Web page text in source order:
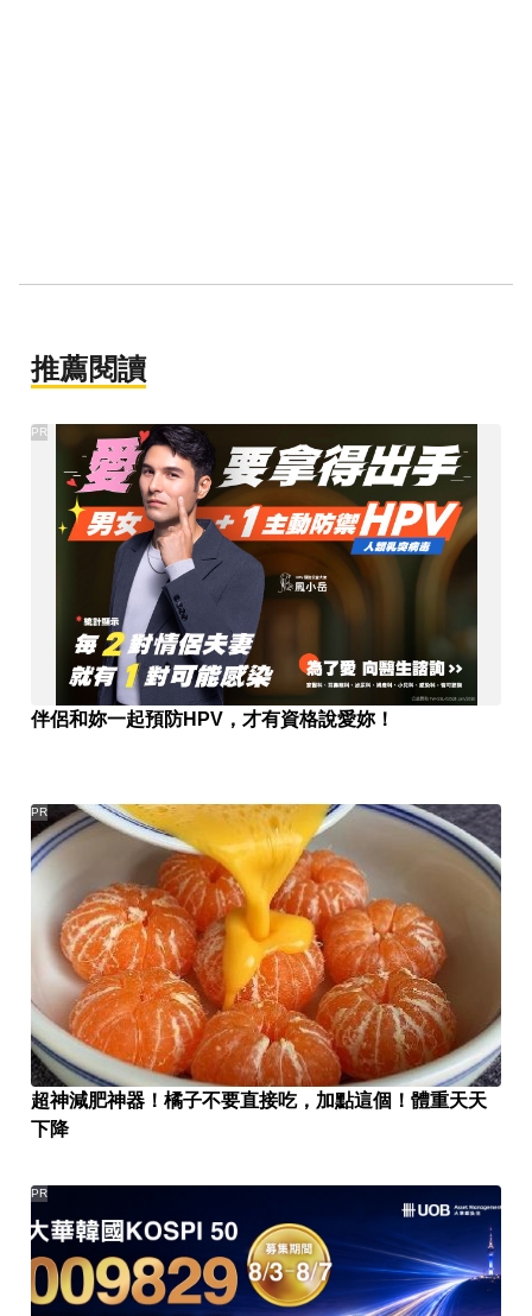
推薦閱讀
伴侶和妳一起預防HPV，才有資格說愛妳！
PR
超神減肥神器！橘子不要直接吃，加點這個！體重天天
下降
PR
PR